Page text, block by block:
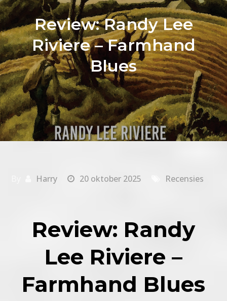
Review: Randy Lee
Riviere – Farmhand
Blues
Harry 20 oktober 2025 Recensies
Review: Randy
Lee Riviere –
Farmhand Blues